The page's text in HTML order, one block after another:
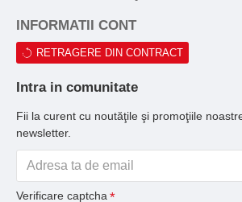
INFORMATII CONT
RETRAGERE DIN CONTRACT
Intra in comunitate
Fii la curent cu noutăţile şi promoţiile
newsletter.
Verificare captcha